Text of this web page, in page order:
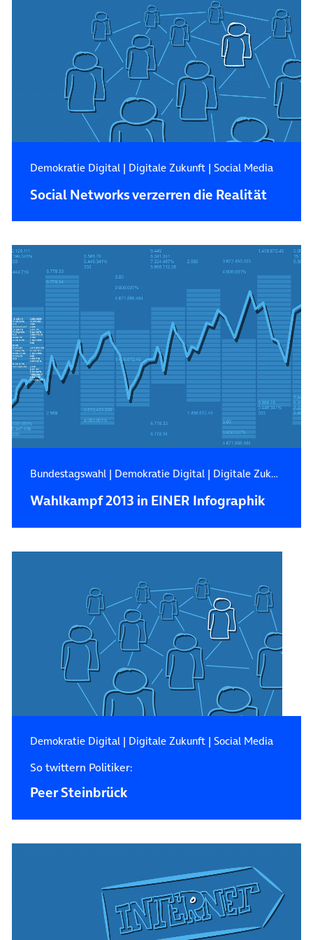
Demokratie Digital| Digitale Zukunft| Social Media
Social Networks verzerren die Realität
Bundestagswahl| Demokratie Digital| Digitale Zukunft
Wahlkampf 2013 in EINER Infographik
Demokratie Digital| Digitale Zukunft| Social Media
So twittern Politiker:
Peer Steinbrück